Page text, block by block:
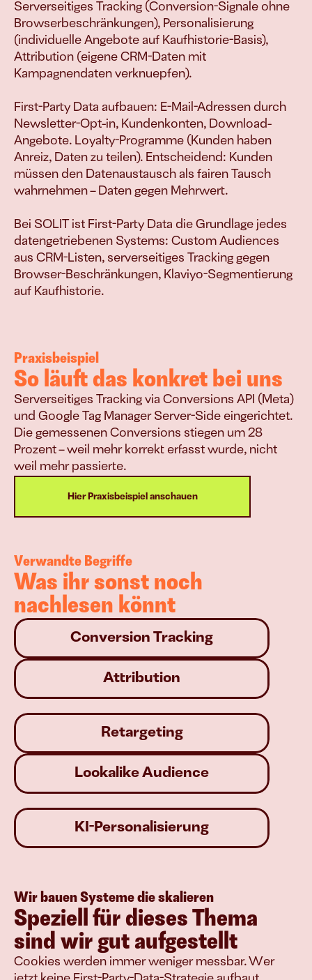
E-Commerce
Mehr Produkt
verkaufen
Join
Events
Experts
Serverseitiges Tracking (Conversion-Signale ohne
Browserbeschränkungen), Personalisierung
(individuelle Angebote auf Kaufhistorie-Basis),
Attribution (eigene CRM-Daten mit
Kampagnendaten verknuepfen).
First-Party Data aufbauen: E-Mail-Adressen durch
Newsletter-Opt-in, Kundenkonten, Download-
Angebote. Loyalty-Programme (Kunden haben
Anreiz, Daten zu teilen). Entscheidend: Kunden
müssen den Datenaustausch als fairen Tausch
wahrnehmen – Daten gegen Mehrwert.
Bei SOLIT ist First-Party Data die Grundlage jedes
datengetriebenen Systems: Custom Audiences
aus CRM-Listen, serverseitiges Tracking gegen
Browser-Beschränkungen, Klaviyo-Segmentierung
auf Kaufhistorie.
Praxisbeispiel
So läuft das konkret bei uns
Serverseitiges Tracking via Conversions API (Meta)
und Google Tag Manager Server-Side eingerichtet.
Die gemessenen Conversions stiegen um 28
Prozent – weil mehr korrekt erfasst wurde, nicht
weil mehr passierte.
Hier Praxisbeispiel anschauen
Verwandte Begriffe
Was ihr sonst noch
nachlesen könnt
Conversion Tracking
Attribution
Retargeting
Lookalike Audience
KI-Personalisierung
Wir bauen Systeme die skalieren
Speziell für dieses Thema
sind wir gut aufgestellt
Cookies werden immer weniger messbar. Wer